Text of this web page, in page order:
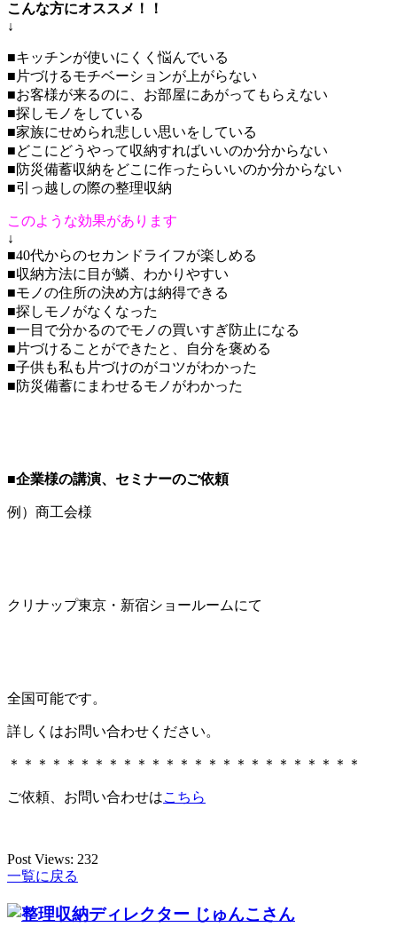
こんな方にオススメ！！
↓
■キッチンが使いにくく悩んでいる
■片づけるモチベーションが上がらない
■お客様が来るのに、お部屋にあがってもらえない
■探しモノをしている
■家族にせめられ悲しい思いをしている
■どこにどうやって収納すればいいのか分からない
■防災備蓄収納をどこに作ったらいいのか分からない
■引っ越しの際の整理収納
このような効果があります
↓
■40代からのセカンドライフが楽しめる
■収納方法に目が鱗、わかりやすい
■モノの住所の決め方は納得できる
■探しモノがなくなった
■一目で分かるのでモノの買いすぎ防止になる
■片づけることができたと、自分を褒める
■子供も私も片づけのがコツがわかった
■防災備蓄にまわせるモノがわかった
■企業様の講演、セミナーのご依頼
例）商工会様
クリナップ東京・新宿ショールームにて
全国可能です。
詳しくはお問い合わせください。
＊＊＊＊＊＊＊＊＊＊＊＊＊＊＊＊＊＊＊＊＊＊＊＊＊
ご依頼、お問い合わせはこちら
Post Views: 232
一覧に戻る